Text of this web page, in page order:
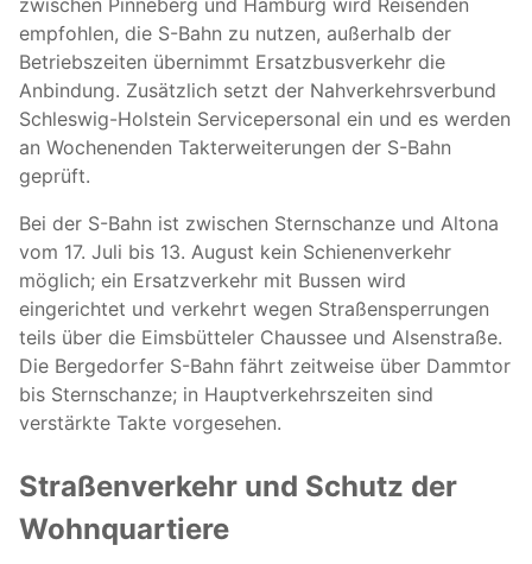
zwischen Pinneberg und Hamburg wird Reisenden
empfohlen, die S-Bahn zu nutzen, außerhalb der
Betriebszeiten übernimmt Ersatzbusverkehr die
Anbindung. Zusätzlich setzt der Nahverkehrsverbund
Schleswig-Holstein Servicepersonal ein und es werden
an Wochenenden Takterweiterungen der S-Bahn
geprüft.
Bei der S-Bahn ist zwischen Sternschanze und Altona
vom 17. Juli bis 13. August kein Schienenverkehr
möglich; ein Ersatzverkehr mit Bussen wird
eingerichtet und verkehrt wegen Straßensperrungen
teils über die Eimsbütteler Chaussee und Alsenstraße.
Die Bergedorfer S-Bahn fährt zeitweise über Dammtor
bis Sternschanze; in Hauptverkehrszeiten sind
verstärkte Takte vorgesehen.
Straßenverkehr und Schutz der
Wohnquartiere